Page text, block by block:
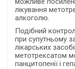
лікування
алкоголю.
Подібний
при супутньому
лікарських
метотрексатом
панцитопенії і